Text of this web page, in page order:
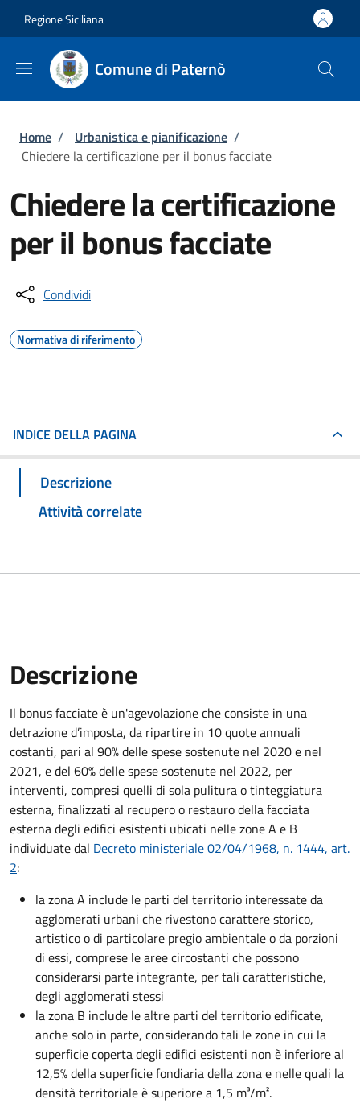
Regione Siciliana
Comune di Paternò
Briciole di pane
Home / Urbanistica e pianificazione /
Chiedere la certificazione per il bonus facciate
Chiedere la certificazione
per il bonus facciate
Condividi
Normativa di riferimento
INDICE DELLA PAGINA
Descrizione
Attività correlate
Descrizione
Il bonus facciate è un'agevolazione che consiste in una
detrazione d’imposta, da ripartire in 10 quote annuali
costanti, pari al 90% delle spese sostenute nel 2020 e nel
2021, e del 60% delle spese sostenute nel 2022, per
interventi, compresi quelli di sola pulitura o tinteggiatura
esterna, finalizzati al recupero o restauro della facciata
esterna degli edifici esistenti ubicati nelle zone A e B
individuate dal Decreto ministeriale 02/04/1968, n. 1444, art.
2:
la zona A include le parti del territorio interessate da
agglomerati urbani che rivestono carattere storico,
artistico o di particolare pregio ambientale o da porzioni
di essi, comprese le aree circostanti che possono
considerarsi parte integrante, per tali caratteristiche,
degli agglomerati stessi
la zona B include le altre parti del territorio edificate,
anche solo in parte, considerando tali le zone in cui la
superficie coperta degli edifici esistenti non è inferiore al
12,5% della superficie fondiaria della zona e nelle quali la
densità territoriale è superiore a 1,5 m³/m².